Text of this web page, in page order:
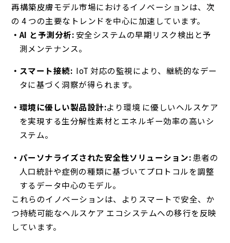
再構築皮膚モデル市場におけるイノベーションは、次
の 4 つの主要なトレンドを中心に加速しています。
AI と予測分析: 安全システムの早期リスク検出と予
測メンテナンス。
スマート接続: IoT 対応の監視により、継続的なデー
タに基づく洞察が得られます。
環境に優しい製品設計:より環境 に優しいヘルスケア
を実現する生分解性素材とエネルギー効率の高いシ
ステム。
パーソナライズされた安全性ソリューション: 患者の
人口統計や症例の種類に基づいてプロトコルを調整
するデータ中心のモデル。
これらのイノベーションは、よりスマートで安全、か
つ持続可能なヘルスケア エコシステムへの移行を反映
しています。